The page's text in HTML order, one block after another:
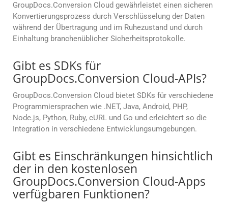
GroupDocs.Conversion Cloud gewährleistet einen sicheren
Konvertierungsprozess durch Verschlüsselung der Daten
während der Übertragung und im Ruhezustand und durch
Einhaltung branchenüblicher Sicherheitsprotokolle.
Gibt es SDKs für
GroupDocs.Conversion Cloud-APIs?
GroupDocs.Conversion Cloud bietet SDKs für verschiedene
Programmiersprachen wie .NET, Java, Android, PHP,
Node.js, Python, Ruby, cURL und Go und erleichtert so die
Integration in verschiedene Entwicklungsumgebungen.
Gibt es Einschränkungen hinsichtlich
der in den kostenlosen
GroupDocs.Conversion Cloud-Apps
verfügbaren Funktionen?